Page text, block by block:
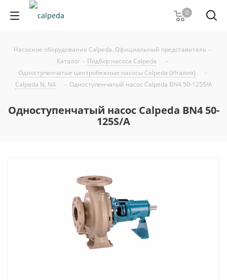
0
Насосное оборудование Calpeda. Официальный представитель -
Каталог - Подбор насоса Calpeda
-
Одноступенчатые центробежные насосы Calpeda (Италия)
-
Calpeda N, N4
- Одноступенчатый насос Calpeda BN4 50-125S/A
Одноступенчатый насос Calpeda BN4 50-
125S/A